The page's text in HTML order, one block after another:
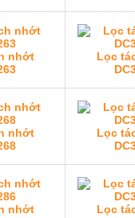
nhớt
Lọc
nhớt
Lọc
nhớt
Lọc